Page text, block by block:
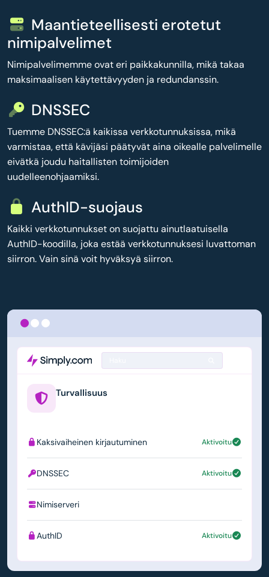
Maantieteellisesti erotetut
nimipalvelimet
Nimipalvelimemme ovat eri paikkakunnilla, mikä takaa
maksimaalisen käytettävyyden ja redundanssin.
DNSSEC
Tuemme DNSSEC:ä kaikissa verkkotunnuksissa, mikä
varmistaa, että kävijäsi päätyvät aina oikealle palvelimelle
eivätkä joudu haitallisten toimijoiden
uudelleenohjaamiksi.
AuthID-suojaus
Kaikki verkkotunnukset on suojattu ainutlaatuisella
AuthID-koodilla, joka estää verkkotunnuksesi luvattoman
siirron. Vain sinä voit hyväksyä siirron.
Turvallisuus
Kaksivaiheinen kirjautuminen Aktivoitu
DNSSEC Aktivoitu
Nimiserveri
AuthID Aktivoitu